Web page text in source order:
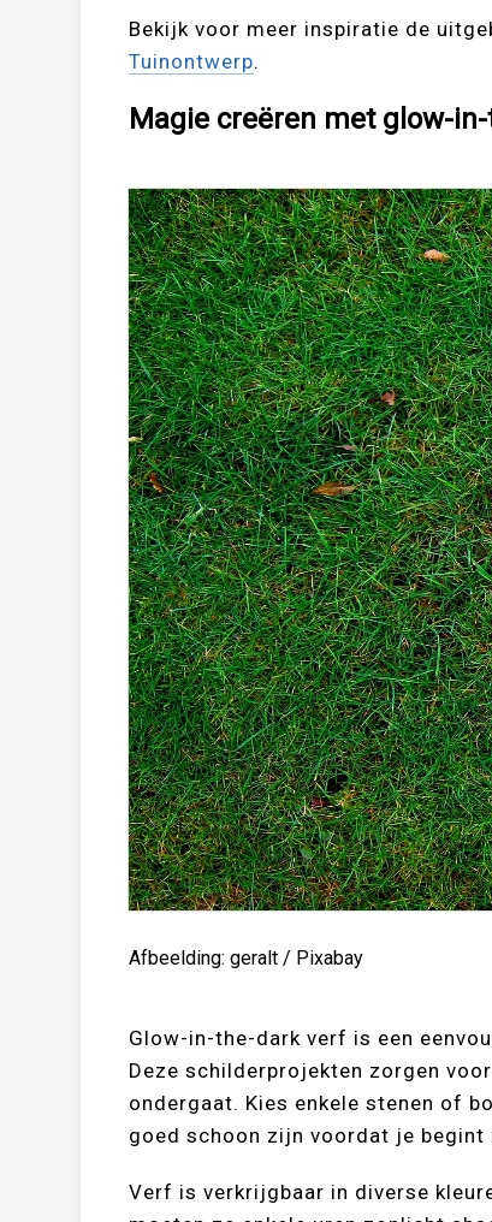
Bekijk voor meer inspiratie de
Tuinontwerp.
Magie creëren met glow-
Afbeelding: geralt / Pixabay
Glow-in-the-dark verf is een
Deze schilderprojekten zorgen
ondergaat. Kies enkele stenen of
goed schoon zijn voordat je begint
Verf is verkrijgbaar in diverse